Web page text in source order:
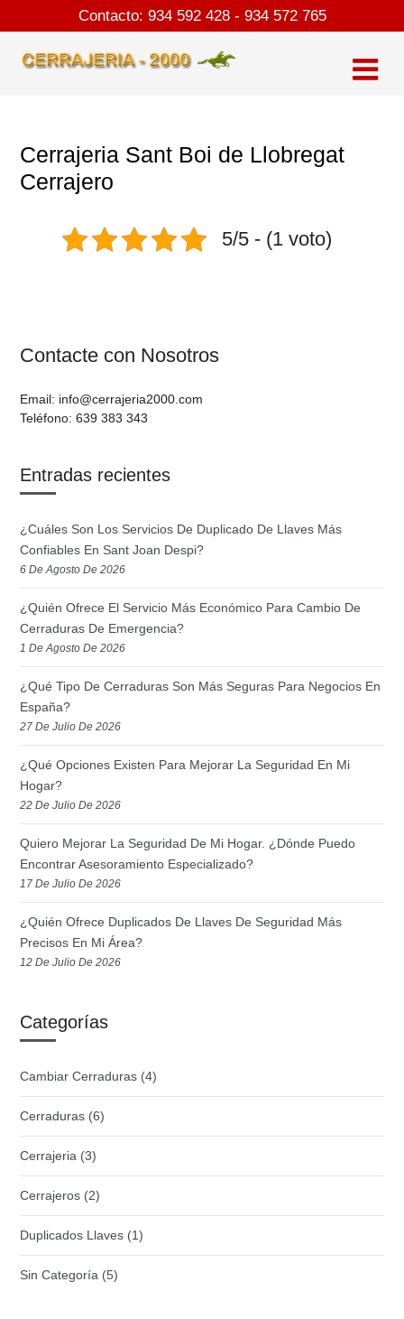
to
content
Contacto: 934 592 428- 934 572 765
Cerrajeria Sant Boi de Llobregat
Cerrajero
5/5 - (1 voto)
Contacte con Nosotros
Email: info@cerrajeria2000.com
Teléfono: 639 383 343
Entradas recientes
¿Cuáles Son Los Servicios De Duplicado De Llaves Más
Confiables En Sant Joan Despi?
6 De Agosto De 2026
¿Quién Ofrece El Servicio Más Económico Para Cambio De
Cerraduras De Emergencia?
1 De Agosto De 2026
¿Qué Tipo De Cerraduras Son Más Seguras Para Negocios En
España?
27 De Julio De 2026
¿Qué Opciones Existen Para Mejorar La Seguridad En Mi
Hogar?
22 De Julio De 2026
Quiero Mejorar La Seguridad De Mi Hogar. ¿Dónde Puedo
Encontrar Asesoramiento Especializado?
17 De Julio De 2026
¿Quién Ofrece Duplicados De Llaves De Seguridad Más
Precisos En Mi Área?
12 De Julio De 2026
Categorías
Cambiar Cerraduras (4)
Cerraduras (6)
Cerrajeria (3)
Cerrajeros (2)
Duplicados Llaves (1)
Sin Categoría (5)